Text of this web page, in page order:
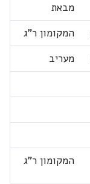
מבאת
המקומון ר"ג
מעריב
המקומון ר"ג